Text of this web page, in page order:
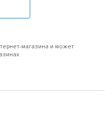
магазина и может